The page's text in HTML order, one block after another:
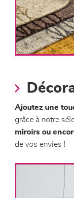
Ajoutez une
grâce à notre
miroirs ou
de vos envies !